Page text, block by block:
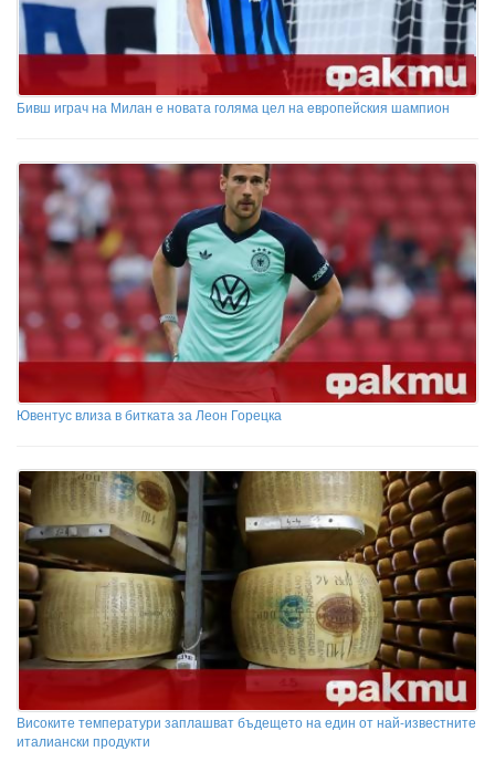
Бивш играч на Милан е новата голяма цел на eвропейския шампион
Ювентус влиза в битката за Леон Горецка
Високите температури заплашват бъдещето на един от най-известните
италиански продукти